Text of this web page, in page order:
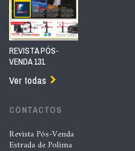
REVISTA PÓS-
VENDA 131
Ver todas
CONTACTOS
Revista Pós-Venda
Estrada de Polima